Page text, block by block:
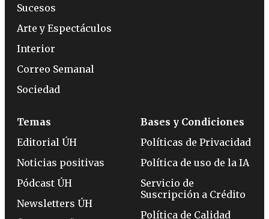
Sucesos
Arte y Espectáculos
Interior
Correo Semanal
Sociedad
Temas
Editorial ÚH
Noticias positivas
Pódcast ÚH
Newsletters ÚH
Bases y Condiciones
Políticas de Privacidad
Política de uso de la IA
Servicio de
Suscripción a Crédito
Política de Calidad